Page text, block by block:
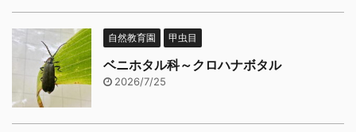
自然教育園 甲虫目
ベニホタル科～クロハナボタル
2026/7/25